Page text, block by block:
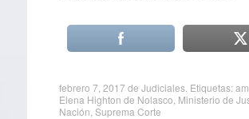
febrero 7, 2017 de Judiciales. Etiquetas:
Elena Highton de Nolasco Ministerio de
Nación Suprema Corte